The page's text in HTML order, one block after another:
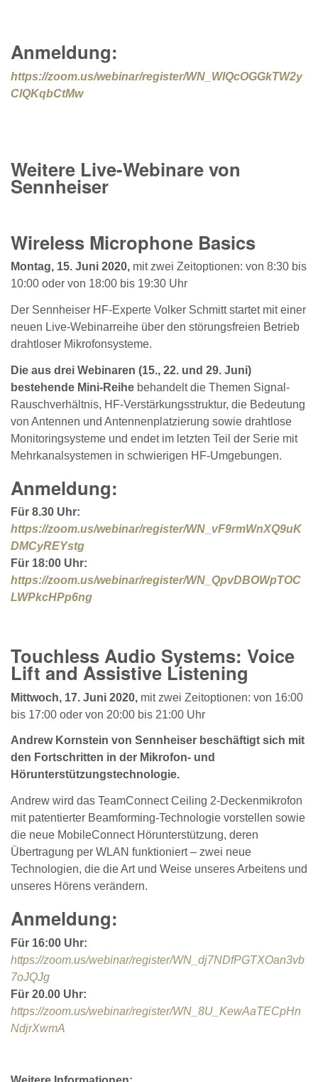
Anmeldung:
https://zoom.us/webinar/register/WN_WlQcOGGkTW2y
ClQKqbCtMw
Weitere Live-Webinare von
Sennheiser
Wireless Microphone Basics
Montag, 15. Juni 2020, mit zwei Zeitoptionen: von 8:30 bis
10:00 oder von 18:00 bis 19:30 Uhr
Der Sennheiser HF-Experte Volker Schmitt startet mit einer
neuen Live-Webinarreihe über den störungsfreien Betrieb
drahtloser Mikrofonsysteme.
Die aus drei Webinaren (15., 22. und 29. Juni)
bestehende Mini-Reihe behandelt die Themen Signal-
Rauschverhältnis, HF-Verstärkungsstruktur, die Bedeutung
von Antennen und Antennenplatzierung sowie drahtlose
Monitoringsysteme und endet im letzten Teil der Serie mit
Mehrkanalsystemen in schwierigen HF-Umgebungen.
Anmeldung:
Für 8.30 Uhr:
https://zoom.us/webinar/register/WN_vF9rmWnXQ9uK
DMCyREYstg
Für 18:00 Uhr:
https://zoom.us/webinar/register/WN_QpvDBOWpTOC
LWPkcHPp6ng
Touchless Audio Systems: Voice
Lift and Assistive Listening
Mittwoch, 17. Juni 2020, mit zwei Zeitoptionen: von 16:00
bis 17:00 oder von 20:00 bis 21:00 Uhr
Andrew Kornstein von Sennheiser beschäftigt sich mit
den Fortschritten in der Mikrofon- und
Hörunterstützungstechnologie.
Andrew wird das TeamConnect Ceiling 2-Deckenmikrofon
mit patentierter Beamforming-Technologie vorstellen sowie
die neue MobileConnect Hörunterstützung, deren
Übertragung per WLAN funktioniert – zwei neue
Technologien, die die Art und Weise unseres Arbeitens und
unseres Hörens verändern.
Anmeldung:
Für 16:00 Uhr:
https://zoom.us/webinar/register/WN_dj7NDfPGTXOan3vb
7oJQJg
Für 20.00 Uhr:
https://zoom.us/webinar/register/WN_8U_KewAaTECpHn
NdjrXwmA